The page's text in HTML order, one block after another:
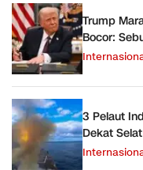
Trump
Bocor:
3 Pelaut
Dekat